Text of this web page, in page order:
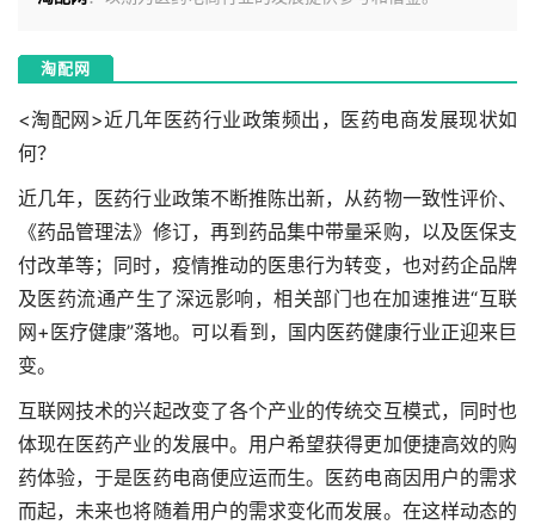
淘配网
<淘配网>近几年医药行业政策频出，医药电商发展现状如
何？
近几年，医药行业政策不断推陈出新，从药物一致性评价、
《药品管理法》修订，再到药品集中带量采购，以及医保支
付改革等；同时，疫情推动的医患行为转变，也对药企品牌
及医药流通产生了深远影响，相关部门也在加速推进“互联
网+医疗健康”落地。可以看到，国内医药健康行业正迎来巨
变。
互联网技术的兴起改变了各个产业的传统交互模式，同时也
体现在医药产业的发展中。用户希望获得更加便捷高效的购
药体验，于是医药电商便应运而生。医药电商因用户的需求
而起，未来也将随着用户的需求变化而发展。在这样动态的